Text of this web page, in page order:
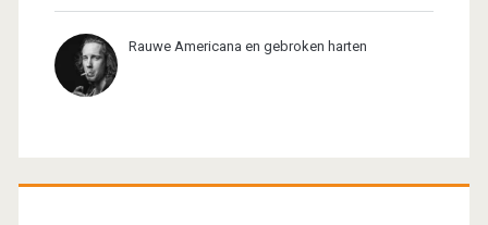
Rauwe Americana en gebroken harten